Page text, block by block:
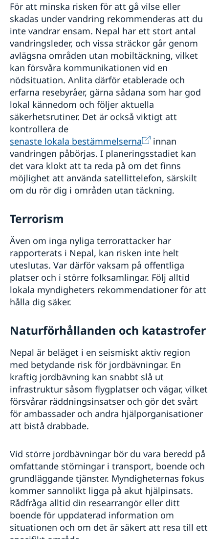
För att minska risken för att gå vilse eller
skadas under vandring rekommenderas att du
inte vandrar ensam. Nepal har ett stort antal
vandringsleder, och vissa sträckor går genom
avlägsna områden utan mobiltäckning, vilket
kan försvåra kommunikationen vid en
nödsituation. Anlita därför etablerade och
erfarna resebyråer, gärna sådana som har god
lokal kännedom och följer aktuella
säkerhetsrutiner. Det är också viktigt att
kontrollera de
senaste lokala bestämmelserna
innan
vandringen påbörjas. I planeringsstadiet kan
det vara klokt att ta reda på om det finns
möjlighet att använda satellittelefon, särskilt
om du rör dig i områden utan täckning.
Terrorism
Även om inga nyliga terrorattacker har
rapporterats i Nepal, kan risken inte helt
uteslutas. Var därför vaksam på offentliga
platser och i större folksamlingar. Följ alltid
lokala myndigheters rekommendationer för att
hålla dig säker.
Naturförhållanden och katastrofer
Nepal är beläget i en seismiskt aktiv region
med betydande risk för jordbävningar. En
kraftig jordbävning kan snabbt slå ut
infrastruktur såsom flygplatser och vägar, vilket
försvårar räddningsinsatser och gör det svårt
för ambassader och andra hjälporganisationer
att bistå drabbade.
Vid större jordbävningar bör du vara beredd på
omfattande störningar i transport, boende och
grundläggande tjänster. Myndigheternas fokus
kommer sannolikt ligga på akut hjälpinsats.
Rådfråga alltid din researrangör eller ditt
boende för uppdaterad information om
situationen och om det är säkert att resa till ett